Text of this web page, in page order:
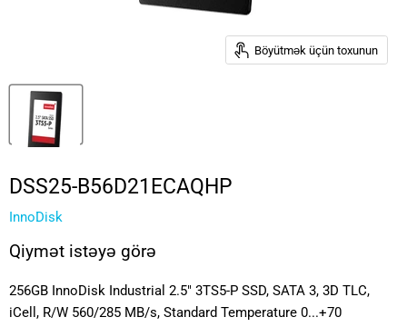
Böyütmək üçün toxunun
DSS25-B56D21ECAQHP
InnoDisk
Qiymət istəyə görə
256GB InnoDisk Industrial 2.5" 3TS5-P SSD, SATA 3, 3D TLC,
iCell, R/W 560/285 MB/s, Standard Temperature 0...+70